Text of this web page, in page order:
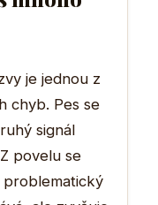
je jednou z
chyb. Pes se
signál
povelu se
problematický